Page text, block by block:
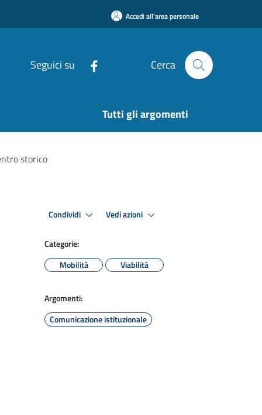
Accedi all'area personale
Seguici su Cerca
Tutti gli argomenti
storico
Condividi Vedi azioni
Categorie:
Mobilità
Viabilità
Argomenti:
Comunicazione istituzionale